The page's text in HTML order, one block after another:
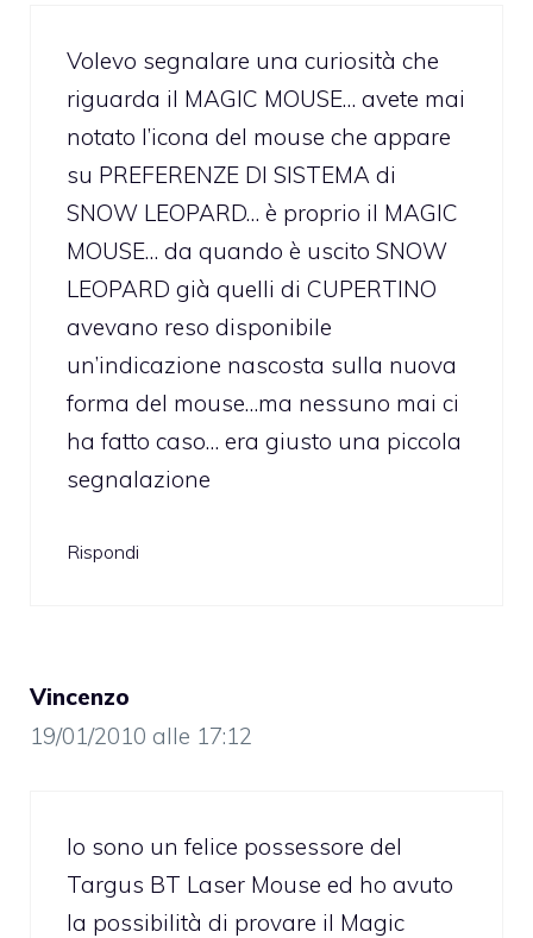
Volevo segnalare una curiosità che
riguarda il MAGIC MOUSE… avete mai
notato l’icona del mouse che appare
su PREFERENZE DI SISTEMA di
SNOW LEOPARD… è proprio il MAGIC
MOUSE… da quando è uscito SNOW
LEOPARD già quelli di CUPERTINO
avevano reso disponibile
un’indicazione nascosta sulla nuova
forma del mouse…ma nessuno mai ci
ha fatto caso… era giusto una piccola
segnalazione
Rispondi
Vincenzo
19/01/2010 alle 17:12
Io sono un felice possessore del
Targus BT Laser Mouse ed ho avuto
la possibilità di provare il Magic